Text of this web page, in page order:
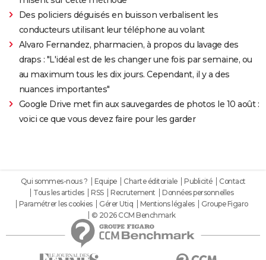
Des policiers déguisés en buisson verbalisent les
conducteurs utilisant leur téléphone au volant
Alvaro Fernandez, pharmacien, à propos du lavage des
draps : "L'idéal est de les changer une fois par semaine, ou
au maximum tous les dix jours. Cependant, il y a des
nuances importantes"
Google Drive met fin aux sauvegardes de photos le 10 août :
voici ce que vous devez faire pour les garder
Qui sommes-nous ? Equipe Charte éditoriale Publicité
Contact
Tous les articles
RSS Recrutement
Données personnelles
Paramétrer les cookies
Gérer Utiq Mentions légales
Groupe Figaro
© 2026 CCM Benchmark